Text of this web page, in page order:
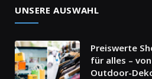
UNSERE AUSWAHL
Preiswerte
für alles –
Outdoor-